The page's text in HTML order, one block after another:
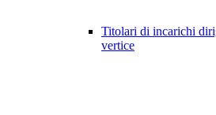
Titolari di incarichi
vertice